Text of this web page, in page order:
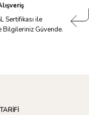
Sertifikası ile
Bilgileriniz Güvende.